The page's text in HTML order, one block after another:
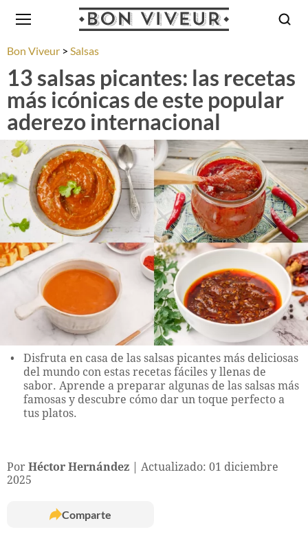
Bon Viveur Salsas
13 salsas picantes: las recetas
más icónicas de este popular
aderezo internacional
Disfruta en casa de las salsas picantes más deliciosas
del mundo con estas recetas fáciles y llenas de
sabor. Aprende a preparar algunas de las salsas más
famosas y descubre cómo dar un toque perfecto a
tus platos.
Por Héctor Hernández
Actualizado: 01 diciembre
2025
Comparte